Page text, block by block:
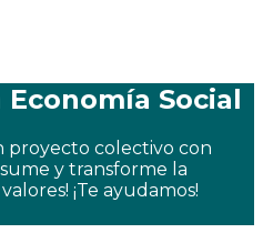
Social
proyecto colectivo con
y transforme la
¡Te ayudamos!